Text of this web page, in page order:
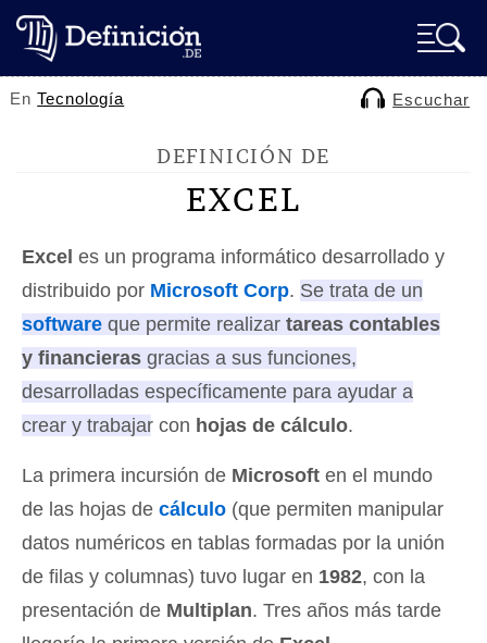
EnTecnología Escuchar
DEFINICIÓN DE
EXCEL
Excel es un programa informático desarrollado y
distribuido por Microsoft Corp. Se trata de un
software que permite realizar tareas contables
y financieras gracias a sus funciones,
desarrolladas específicamente para ayudar a
crear y trabajar con hojas de cálculo.
La primera incursión de Microsoft en el mundo
de las hojas de cálculo (que permiten manipular
datos numéricos en tablas formadas por la unión
de filas y columnas) tuvo lugar en 1982, con la
presentación de Multiplan. Tres años más tarde